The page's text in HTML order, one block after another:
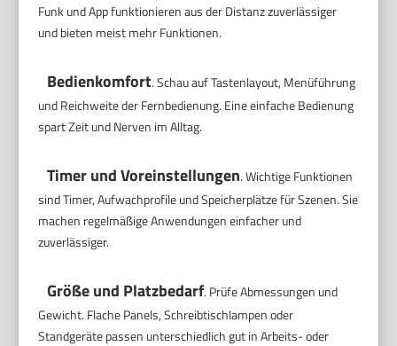
Funk und App funktionieren aus der Distanz zuverlässiger
und bieten meist mehr Funktionen.
Bedienkomfort. Schau auf Tastenlayout, Menüführung
und Reichweite der Fernbedienung. Eine einfache Bedienung
spart Zeit und Nerven im Alltag.
Timer und Voreinstellungen. Wichtige Funktionen
sind Timer, Aufwachprofile und Speicherplätze für Szenen. Sie
machen regelmäßige Anwendungen einfacher und
zuverlässiger.
Größe und Platzbedarf. Prüfe Abmessungen und
Gewicht. Flache Panels, Schreibtischlampen oder
Standgeräte passen unterschiedlich gut in Arbeits- oder